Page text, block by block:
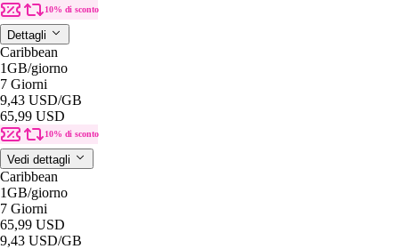
10% di sconto
Dettagli
Caribbean
1GB/giorno
7 Giorni
9,43 USD/GB
65,99 USD
10% di sconto
Vedi dettagli
Caribbean
1GB/giorno
7 Giorni
65,99 USD
9,43 USD/GB